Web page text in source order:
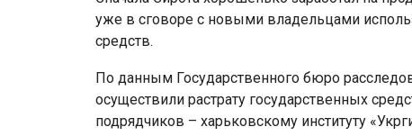
уже в сговоре с новыми владельцами
средств.
По данным Государственного бюро
осуществили растрату государственных
подрядчиков – харьковскому институту